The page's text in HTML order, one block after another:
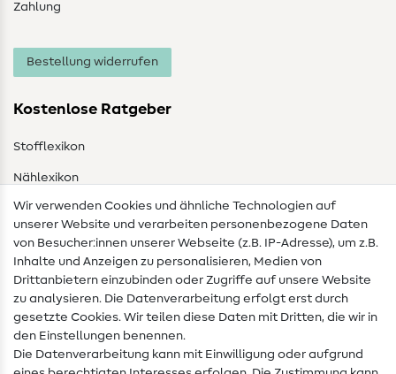
Zahlung
Bestellung widerrufen
Kostenlose Ratgeber
Stofflexikon
Nählexikon
Nähanleitungen
Hilfe & Kontakt
Kontakt
Infos zum Betreiberwechsel
Wir verwenden Cookies und ähnliche Technologien auf
unserer Website und verarbeiten personenbezogene Daten
von Besucher:innen unserer Webseite (z.B. IP-Adresse), um z.B.
Inhalte und Anzeigen zu personalisieren, Medien von
Drittanbietern einzubinden oder Zugriffe auf unsere Website
zu analysieren. Die Datenverarbeitung erfolgt erst durch
gesetzte Cookies. Wir teilen diese Daten mit Dritten, die wir in
den Einstellungen benennen.
Die Datenverarbeitung kann mit Einwilligung oder aufgrund